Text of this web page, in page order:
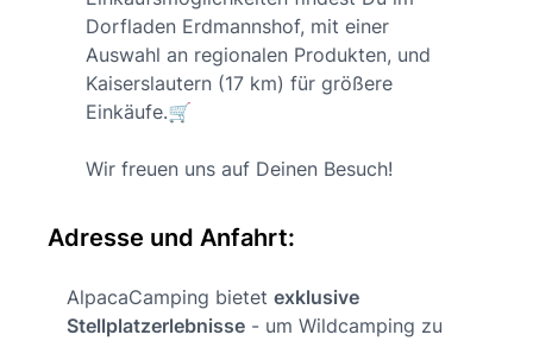
Dorfladen Erdmannshof, mit einer
Auswahl an regionalen Produkten, und
Kaiserslautern (17 km) für größere
Einkäufe.🛒
Wir freuen uns auf Deinen Besuch!
Adresse und Anfahrt:
AlpacaCamping bietet exklusive
Stellplatzerlebnisse - um Wildcamping zu